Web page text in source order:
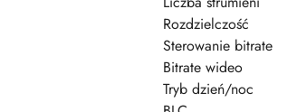
Rozdzielczość
Sterowanie bitrate
Bitrate wideo
Tryb dzień/noc